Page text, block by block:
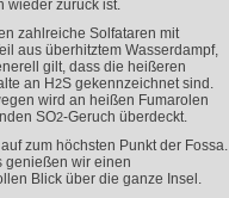
wieder zurück ist.
zahlreiche Solfataren mit
aus überhitztem Wasserdampf,
gilt, dass die heißeren
an H2S gekennzeichnet sind.
wird an heißen Fumarolen
SO2-Geruch überdeckt.
zum höchsten Punkt der Fossa.
genießen wir einen
Blick über die ganze Insel.